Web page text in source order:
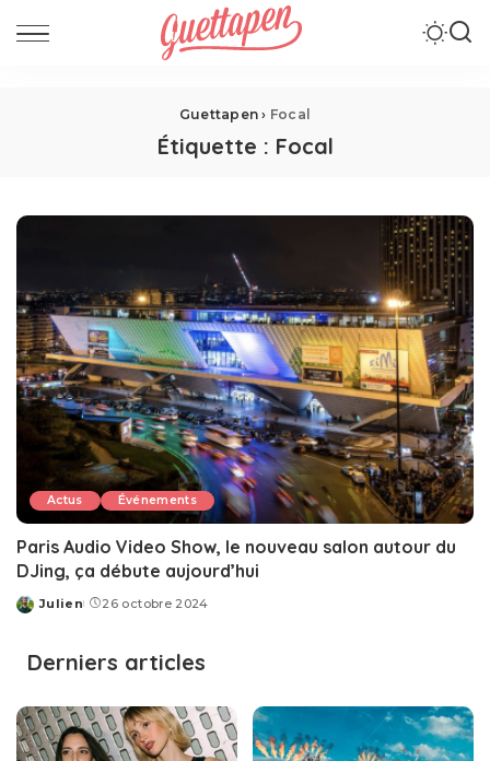
Guettapen › Focal
Étiquette : Focal
Actus Événements
Paris Audio Video Show, le nouveau salon autour du
DJing, ça débute aujourd’hui
Posted
Julien 26 octobre 2024
Derniers articles